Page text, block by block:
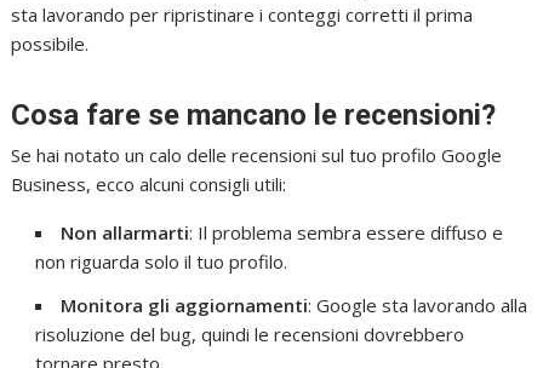
sta lavorando per ripristinare i conteggi corretti il prima
possibile.
Cosa fare se mancano le recensioni?
Se hai notato un calo delle recensioni sul tuo profilo Google
Business, ecco alcuni consigli utili:
Non allarmarti: Il problema sembra essere diffuso e
non riguarda solo il tuo profilo.
Monitora gli aggiornamenti: Google sta lavorando alla
risoluzione del bug, quindi le recensioni dovrebbero
tornare presto.